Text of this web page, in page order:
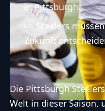
in Pittsburgh.
Steelers
Zukunft
DiePittsburgh Steelers
Welt in dieser Saison,